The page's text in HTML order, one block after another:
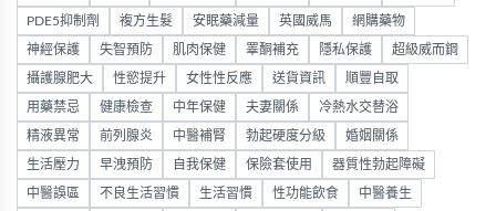
PDE5抑制劑 複方生髮 安眠藥減量 英國威馬 網購藥物
神經保護 失智預防 肌肉保健 睪酮補充 隱私保護 超級威而鋼
攝護腺肥大 性慾提升 女性性反應 送貨資訊 順豐自取
用藥禁忌 健康檢查 中年保健 夫妻關係 冷熱水交替浴
精液異常 前列腺炎 中醫補腎 勃起硬度分級 婚姻關係
生活壓力 早洩預防 自我保健 保險套使用 器質性勃起障礙
中醫誤區 不良生活習慣 生活習慣 性功能飲食 中醫養生